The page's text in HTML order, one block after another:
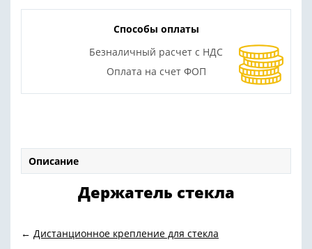
Способы оплаты
Безналичный расчет с НДС
Оплата на счет ФОП
Описание
Держатель стекла
← Дистанционное крепление для стекла